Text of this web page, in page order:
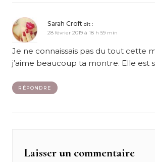
Sarah Croft dit :
28 février 2019 à 18 h 59 min
Je ne connaissais pas du tout cette
j’aime beaucoup ta montre. Elle est
RÉPONDRE
Laisser un commentaire